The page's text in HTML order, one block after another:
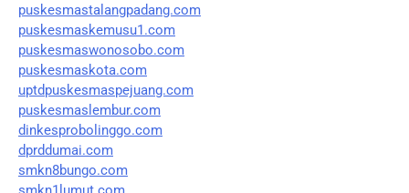
puskesmastalangpadang.com
puskesmaskemusu1.com
puskesmaswonosobo.com
puskesmaskota.com
uptdpuskesmaspejuang.com
puskesmaslembur.com
dinkesprobolinggo.com
dprddumai.com
smkn8bungo.com